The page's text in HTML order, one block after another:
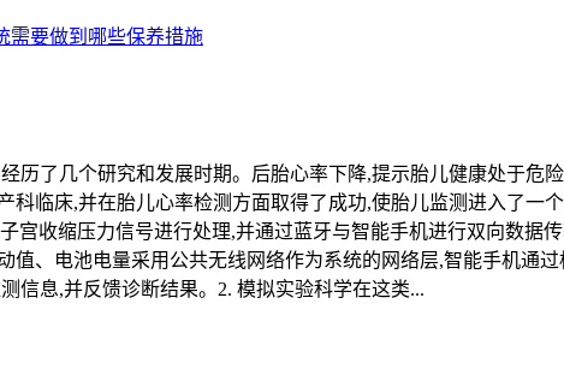
需要做到哪些保养措施
历了几个研究和发展时期。后胎心率下降,提示胎儿健康处于危
临床,并在胎儿心率检测方面取得了成功,使胎儿监测进入了一
宫收缩压力信号进行处理,并通过蓝牙与智能手机进行双向数据
、电池电量采用公共无线网络作为系统的网络层,智能手机通
信息,并反馈诊断结果。2. 模拟实验科学在这类...